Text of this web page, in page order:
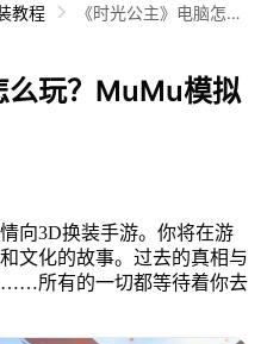
教程
《时光公主》电脑怎么
么玩？MuMu模拟
向3D换装手游。你将在游
文化的故事。过去的真相与
……所有的一切都等待着你去